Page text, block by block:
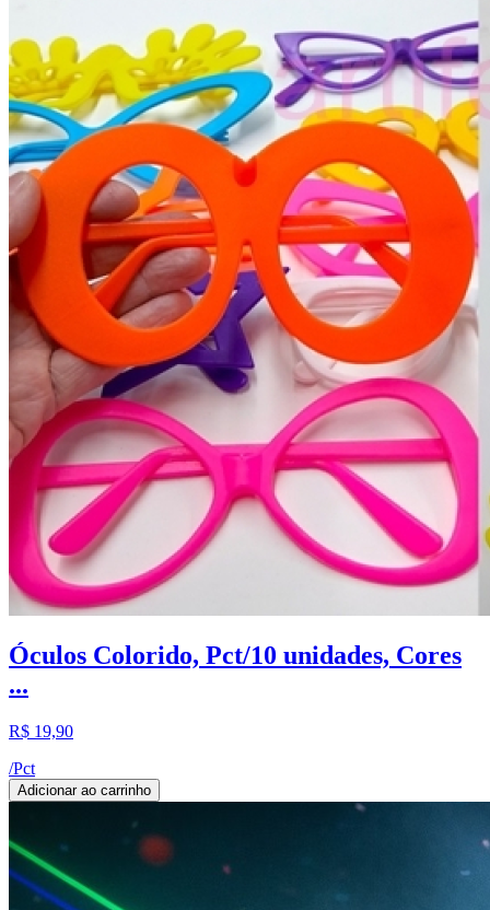
Óculos Colorido, Pct/10 unidades, Cores
...
R$ 19,90
/Pct
Adicionar ao carrinho